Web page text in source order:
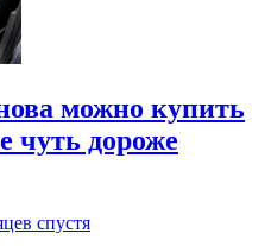
можно купить
чуть дороже
спустя